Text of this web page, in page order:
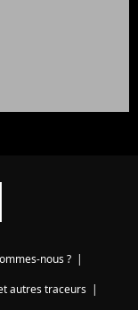
nous ? |
autres traceurs|